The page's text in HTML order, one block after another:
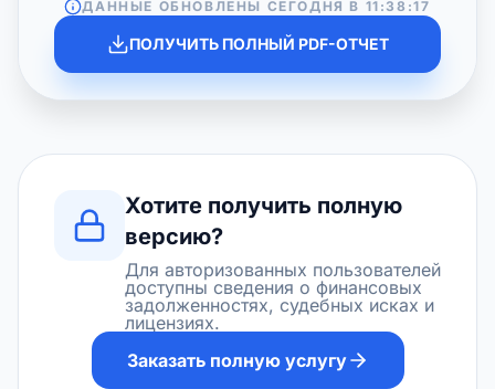
ДАННЫЕ ОБНОВЛЕНЫ СЕГОДНЯ В 11:38:17
ПОЛУЧИТЬ ПОЛНЫЙ PDF-ОТЧЕТ
Хотите получить полную
версию?
Для авторизованных пользователей
доступны сведения о финансовых
задолженностях, судебных исках и
лицензиях.
Заказать полную услугу